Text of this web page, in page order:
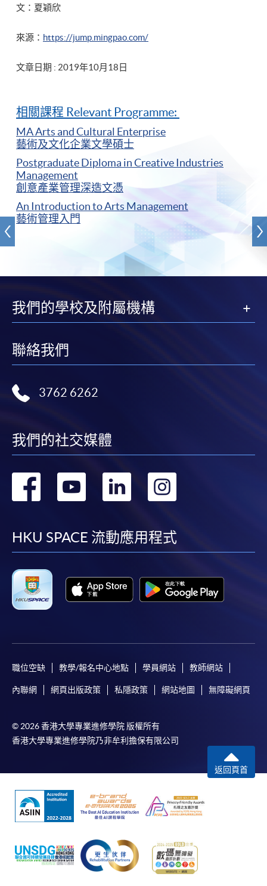
文：夏穎欣
來源： https://jump.mingpao.com/
文章日期 : 2019年10月18日
相關課程 Relevant Programme:
MA Arts and Cultural Enterprise
藝術及文化企業文學碩士
Postgraduate Diploma in Creative Industries
Management
創意產業管理深造文憑
An Introduction to Arts Management
藝術管理入門
我們的學校及附屬機構
聯絡我們
3762 6262
我們的社交媒體
轉
facebook
轉
youtube
轉
linkedin
HKU SPACE 流動應用程式
職位空缺 教學/報名中心地點 學員網站 教師網站
內聯網 網頁出版政策 私隱政策 網站地圖 無障礙網頁
© 2026 香港大學專業進修學院 版權所有
香港大學專業進修學院乃非牟利擔保有限公司
返回頁首